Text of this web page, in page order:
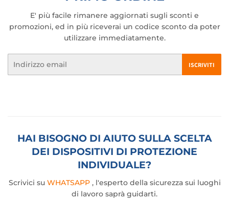
E' più facile rimanere aggiornati sugli sconti e
promozioni, ed in più riceverai un codice sconto da poter
utilizzare immediatamente.
Email
ISCRIVITI
HAI BISOGNO DI AIUTO SULLA SCELTA
DEI DISPOSITIVI DI PROTEZIONE
INDIVIDUALE?
Scrivici su WHATSAPP , l'esperto della sicurezza sui luoghi
di lavoro saprà guidarti.